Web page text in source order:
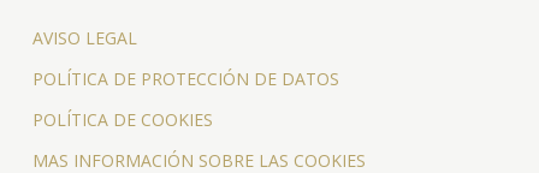
AVISO LEGAL
POLÍTICA DE PROTECCIÓN DE DATOS
POLÍTICA DE COOKIES
MAS INFORMACIÓN SOBRE LAS COOKIES